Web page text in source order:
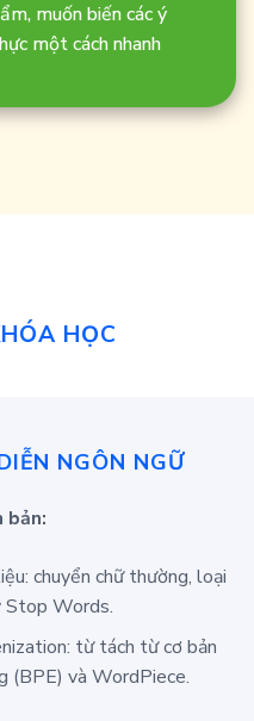
muốn biến các ý
một cách nhanh
HỌC
NGÔN NGỮ
bản:
chuyển chữ thường, loại
Stop Words.
từ tách từ cơ bản
(BPE) và WordPiece.